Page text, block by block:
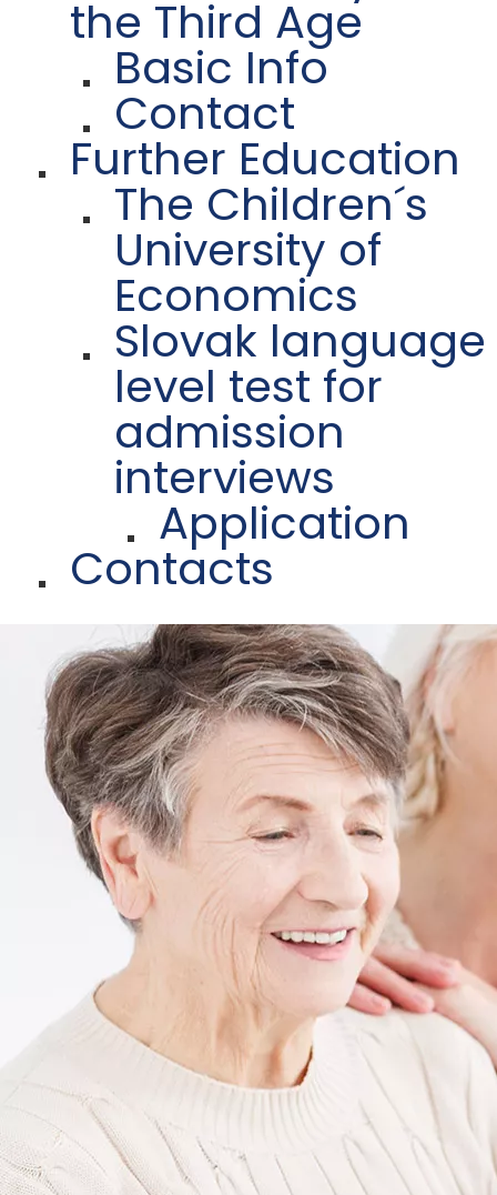
the Third Age
Basic Info
Contact
Further Education
The Children´s
University of
Economics
Slovak language
level test for
admission
interviews
Application
Contacts